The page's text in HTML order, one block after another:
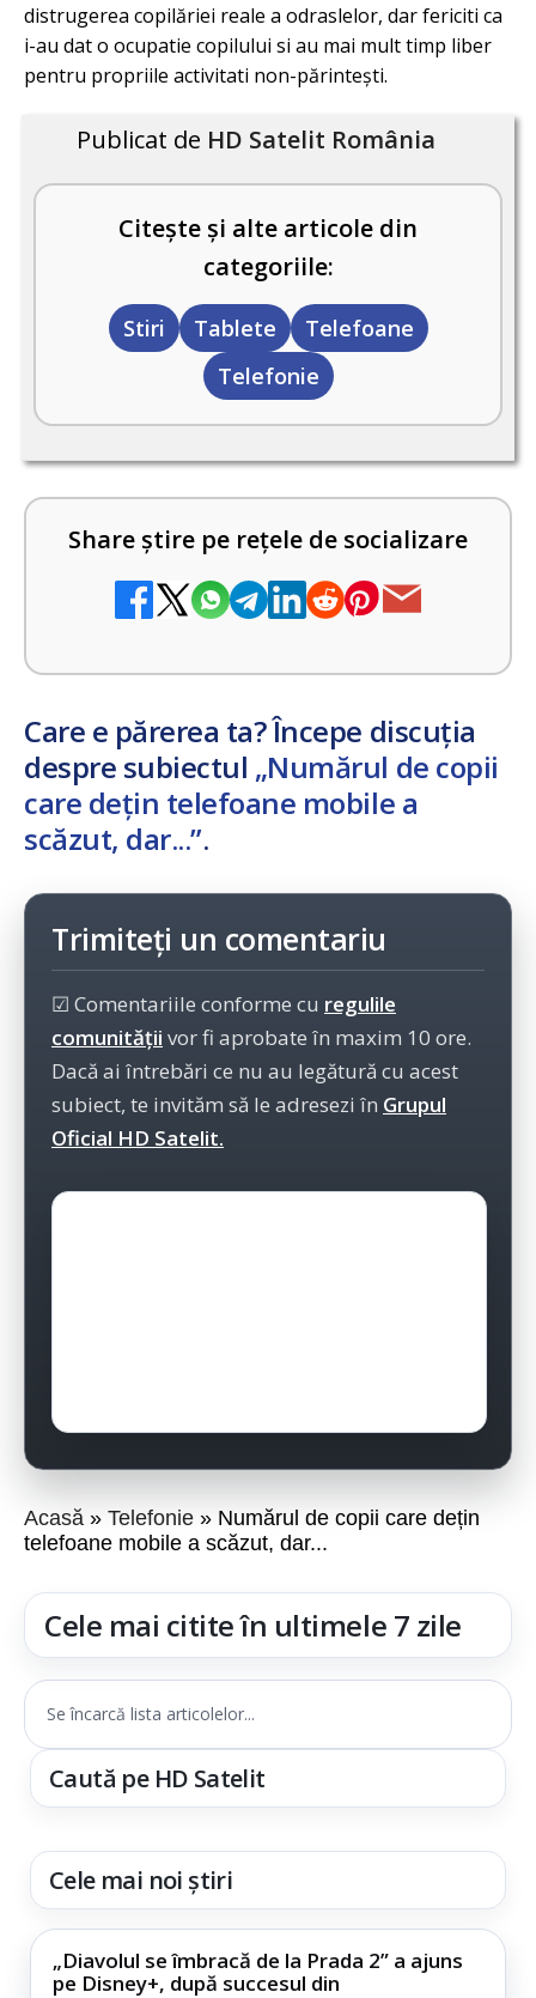
distrugerea copilăriei reale a odraslelor, dar fericiti ca
i-au dat o ocupatie copilului si au mai mult timp liber
pentru propriile activitati non-părintești.
Publicat de HD Satelit România
Citește și alte articole din
categoriile:
Stiri Tablete
Telefoane
Telefonie
Share știre pe rețele de socializare
Care e părerea ta? Începe discuția
despre subiectul „Numărul de copii
care dețin telefoane mobile a
scăzut, dar...”.
Trimiteți un comentariu
☑ Comentariile conforme cu regulile
comunității vor fi aprobate în maxim 10 ore.
Dacă ai întrebări ce nu au legătură cu acest
subiect, te invităm să le adresezi în Grupul
Oficial HD Satelit.
Acasă Telefonie
Numărul de copii care dețin
telefoane mobile a scăzut, dar...
Cele mai citite în ultimele 7 zile
Se încarcă lista articolelor...
Caută pe HD Satelit
Cele mai noi știri
„Diavolul se îmbracă de la Prada 2” a ajuns
pe Disney+, după succesul din